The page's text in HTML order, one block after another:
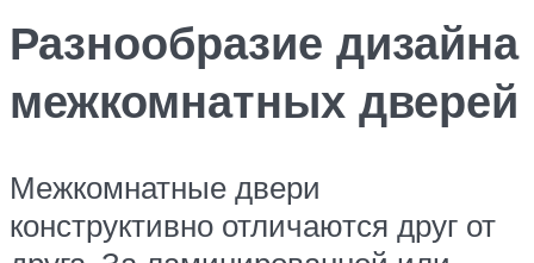
Разнообразие дизайна
межкомнатных дверей
Межкомнатные двери
конструктивно отличаются друг от